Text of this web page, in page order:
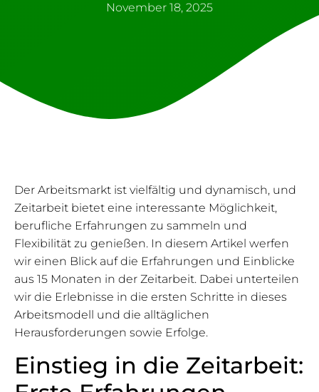
November 18, 2025
Der Arbeitsmarkt ist vielfältig und dynamisch, und
Zeitarbeit bietet eine interessante Möglichkeit,
berufliche Erfahrungen zu sammeln und
Flexibilität zu genießen. In diesem Artikel werfen
wir einen Blick auf die Erfahrungen und Einblicke
aus 15 Monaten in der Zeitarbeit. Dabei unterteilen
wir die Erlebnisse in die ersten Schritte in dieses
Arbeitsmodell und die alltäglichen
Herausforderungen sowie Erfolge.
Einstieg in die Zeitarbeit: